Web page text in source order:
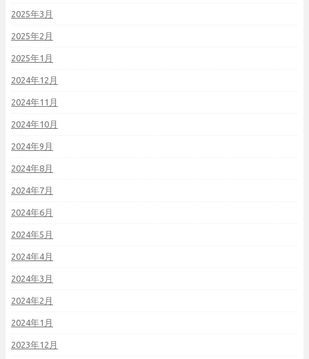
2025年3月
2025年2月
2025年1月
2024年12月
2024年11月
2024年10月
2024年9月
2024年8月
2024年7月
2024年6月
2024年5月
2024年4月
2024年3月
2024年2月
2024年1月
2023年12月